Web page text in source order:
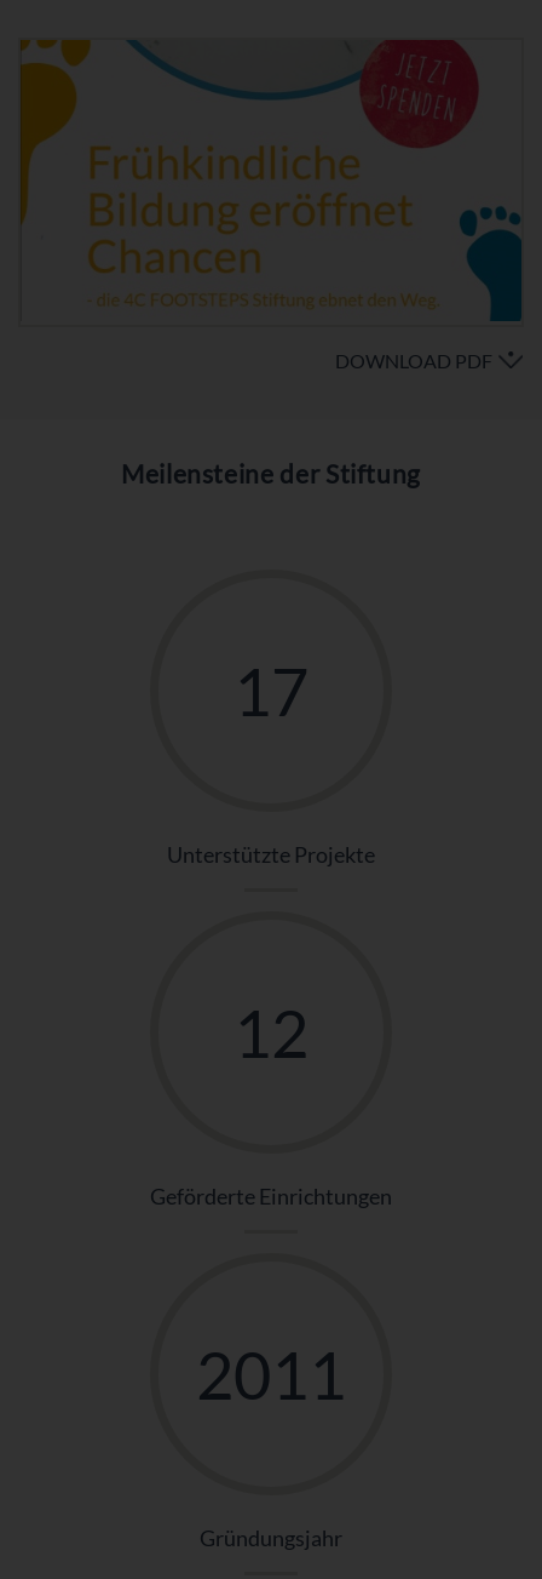
DOWNLOAD PDF
Meilensteine der Stiftung
17
Unterstützte Projekte
12
Geförderte Einrichtungen
2011
Gründungsjahr